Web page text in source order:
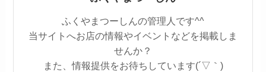
ふくやまつーしんの管理人です^^
当サイトへお店の情報やイベントなどを掲載しま
せんか？
また、情報提供をお待ちしています(´▽｀)